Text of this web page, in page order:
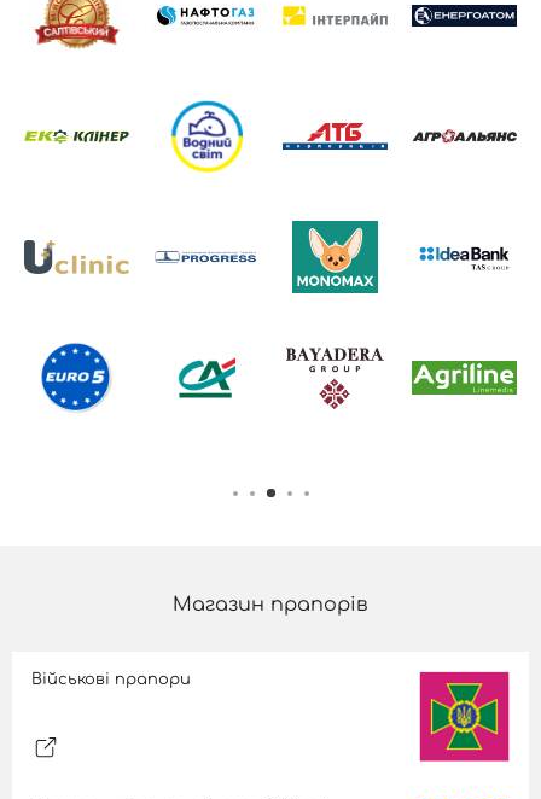
Магазин прапорів
Військові прапори